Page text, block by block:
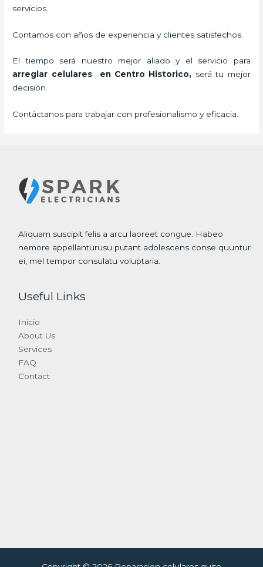
servicios.
Contamos con años de experiencia y clientes satisfechos.
El tiempo será nuestro mejor aliado y el servicio para
arreglar celulares en Centro Historico, será tu mejor
decisión.
Contáctanos para trabajar con profesionalismo y eficacia.
Aliquam suscipit felis a arcu laoreet congue. Habeo
nemore appellanturusu putant adolescens conse quuntur
ei, mel tempor consulatu voluptaria.
Useful Links
Inicio
About Us
Services
FAQ
Contact